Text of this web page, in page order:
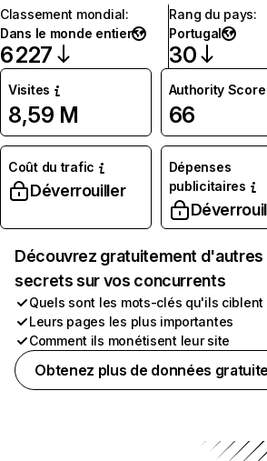
Classement mondial:
Dans le monde entier
6 227
Rang du pays:
Portugal
30
Visites
8,59 M
Authority Score
66
Coût du trafic
Déverrouiller
Dépenses
publicitaires
Découvrez gratuitement d'autres
secrets sur vos concurrents
Quels sont les mots-clés qu'ils ciblent
Leurs pages les plus importantes
Comment ils monétisent leur site
Obtenez plus de données